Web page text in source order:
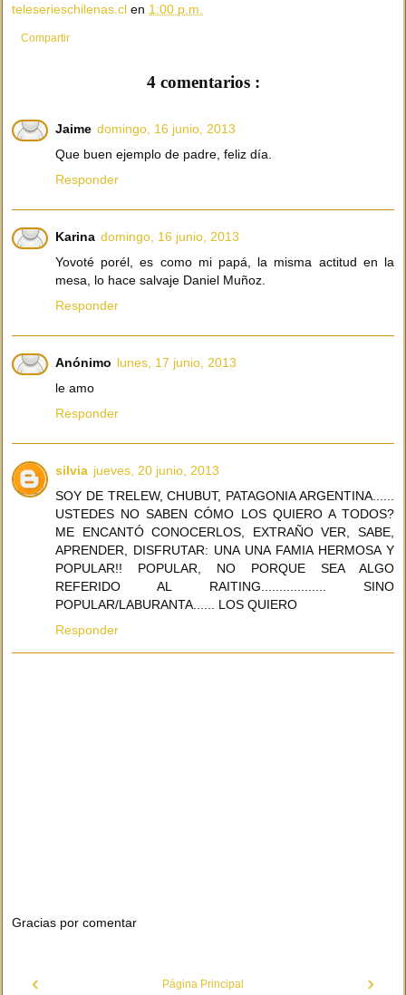
teleserieschilenas.cl en 1:00 p.m.
Compartir
4 comentarios :
Jaime domingo, 16 junio, 2013
Que buen ejemplo de padre, feliz día.
Responder
Karina domingo, 16 junio, 2013
Yovoté porél, es como mi papá, la misma actitud en la
mesa, lo hace salvaje Daniel Muñoz.
Responder
Anónimo lunes, 17 junio, 2013
le amo
Responder
silvia jueves, 20 junio, 2013
SOY DE TRELEW, CHUBUT, PATAGONIA ARGENTINA......
USTEDES NO SABEN CÓMO LOS QUIERO A TODOS?
ME ENCANTÓ CONOCERLOS, EXTRAÑO VER, SABE,
APRENDER, DISFRUTAR: UNA UNA FAMIA HERMOSA Y
POPULAR!! POPULAR, NO PORQUE SEA ALGO
REFERIDO AL RAITING.................. SINO
POPULAR/LABURANTA...... LOS QUIERO
Responder
Gracias por comentar
‹ ›
Página Principal